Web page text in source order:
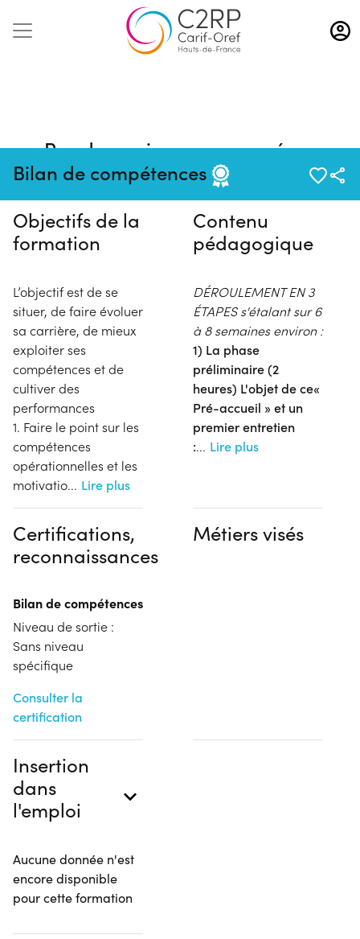
Aller
au
contenu
Bilan de compétences
Pas de session programmée en
ce moment
Objectifs de la
formation
L’objectif est de se
situer, de faire évoluer
sa carrière, de mieux
exploiter ses
compétences et de
cultiver des
performances
1. Faire le point sur les
compétences
opérationnelles et les
motivatio... Lire plus
Contenu
pédagogique
DÉROULEMENT EN 3
ÉTAPES s'étalant sur 6
à 8 semaines environ :
1) La phase
préliminaire (2
heures) L'objet de ce«
Pré-accueil » et un
premier entretien
:... Lire plus
Certifications,
reconnaissances
Bilan de compétences
Niveau de sortie :
Sans niveau
spécifique
Consulter la
certification
Métiers visés
Insertion
dans
l'emploi
Aucune donnée n'est
encore disponible
pour cette formation